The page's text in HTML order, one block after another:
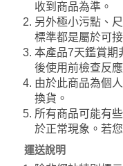
收到商品為準。
另外極小污點、
標準都是屬於可
本產品7天鑑賞期
後使用前檢查反應
由於此商品為個
換貨。
所有商品可能有
於正常現象。若
運送說明